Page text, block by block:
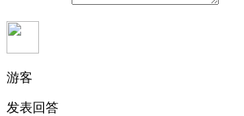
游客
发表回答